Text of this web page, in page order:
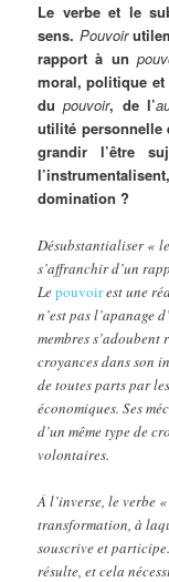
Le verbe et le
sens. Pouvoir
rapport à un
moral, politique et
dupouvoir, de l’
utilité personnelle
grandir l’être
domination ?
Désubstantialiser «
s’affranchir d’un
Lepouvoirest une
n’est pas l’apanage
membres
croyances dans son
de toutes parts par
économiques. Ses
d’un même type de
volontaires.
Á l’inverse, le verbe
transformation, à
souscrive et
résulte, et cela